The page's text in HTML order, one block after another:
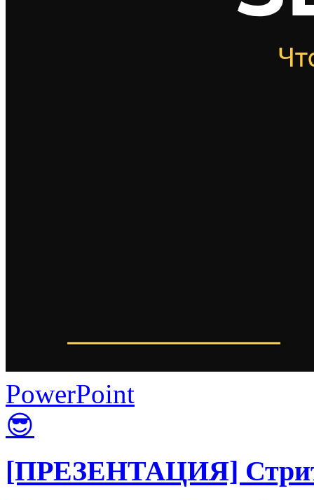
PowerPoint
😎
[ПРЕЗЕНТАЦИЯ] Стрит-